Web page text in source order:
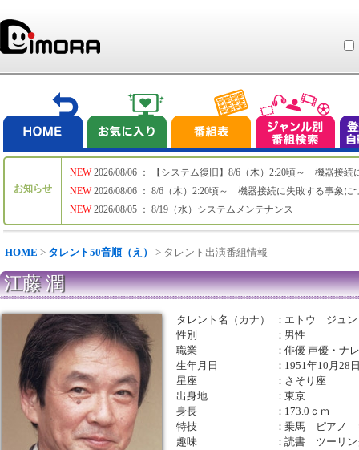
お知らせ
NEW
NEW
NEW
2026/08/06 ： 【システム復旧】8/6（木）2:20頃～ 機器接続
2026/08/06 ： 8/6（木）2:20頃～ 機器接続に失敗する事象に
2026/08/05 ： 8/19（水）システムメンテナンス
HOME > タレント50音順（え） > タレント出演番組情報
江藤 潤
タレント名（カナ） ： エトウ ジュン
性別
： 男性
職業
：俳優 声優・ナ
生年月日
： 1951年10月28
星座
： さそり座
出身地
：東京
身長
： 173.0ｃｍ
特技
：乗馬 ピアノ
趣味
：読書 ツーリン